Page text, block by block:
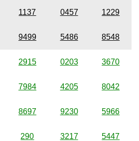
1137 0457 1229
9499 5486 8548
2915 0203 3670
7984 4205 8042
8697 9230 5966
290 3217 5447